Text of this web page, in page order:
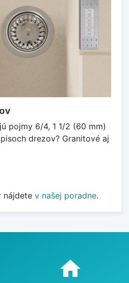
pojmy 6/4, 1 1/2 (60 mm)
drezov? Granitové aj
nájdete v našej poradne.
home